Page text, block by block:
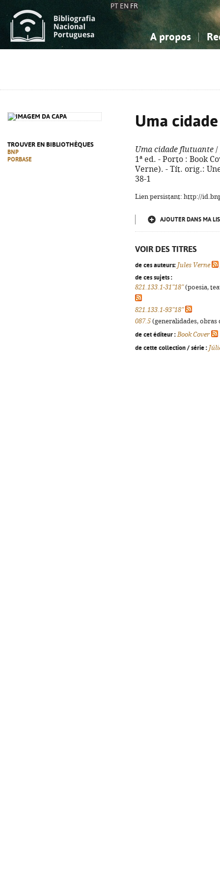
PT EN FR
A propos
TROUVER EN BIBLIOTHÈQUES
BNP
PORBASE
Uma
Uma cidade flutuante /
1ª ed. - Porto : Book
Verne). - Tít. orig.:
38-1
Lien persistant: http://
AJOUTER DANS MA
VOIR DES TITRES
de ces auteurs: Jules Verne
de ces sujets :
821.133.1-31"18"(poesia,
821.133.1-93"18"
087.5 (generalidades,
de cet éditeur : Book Cover
de cette collection / série :